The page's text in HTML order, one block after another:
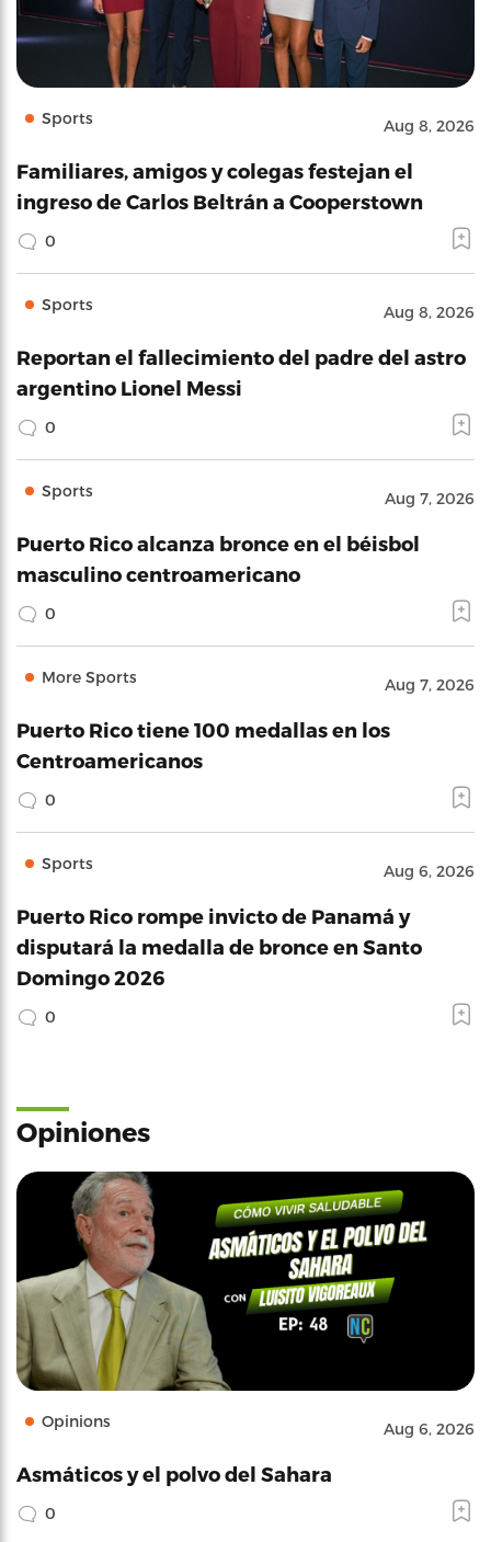
Sports Aug 8, 2026
Familiares, amigos y colegas festejan el
ingreso de Carlos Beltrán a Cooperstown
0
Sports Aug 8, 2026
Reportan el fallecimiento del padre del astro
argentino Lionel Messi
0
Sports Aug 7, 2026
Puerto Rico alcanza bronce en el béisbol
masculino centroamericano
0
More Sports Aug 7, 2026
Puerto Rico tiene 100 medallas en los
Centroamericanos
0
Sports Aug 6, 2026
Puerto Rico rompe invicto de Panamá y
disputará la medalla de bronce en Santo
Domingo 2026
0
Opiniones
Opinions Aug 6, 2026
Asmáticos y el polvo del Sahara
0